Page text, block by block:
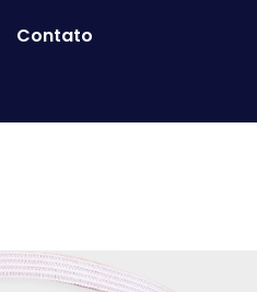
Contato